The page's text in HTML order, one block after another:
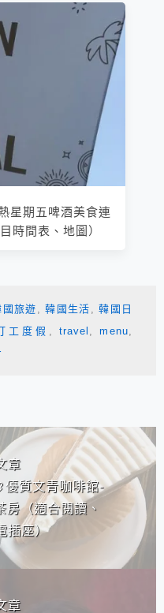
星期五啤酒美食連
時間表、地圖）
國旅遊 ,韓國生活 ,韓國日
工度假 travel ,menu
章
優質文青咖啡館-
房（適合閱讀、
插座）
章